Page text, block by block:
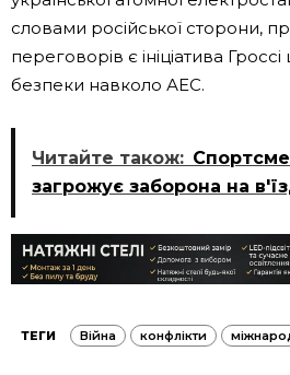
словами російської сторони,
переговорів є ініціатива
безпеки навколо АЕС.
Читайте також:
загрожує заборона на
ТЕГИ Війна конфлікти